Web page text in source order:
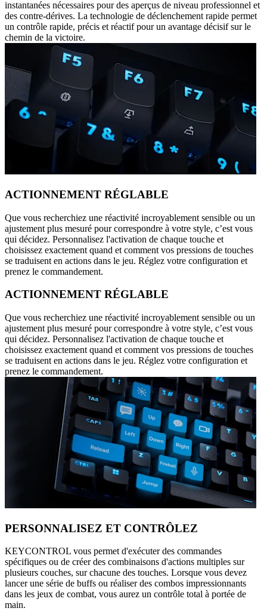
instantanées nécessaires pour des aperçus de niveau professionnel et
des contre-dérives. La technologie de déclenchement rapide permet
un contrôle rapide, précis et réactif pour un avantage décisif sur le
chemin de la victoire.
ACTIONNEMENT RÉGLABLE
Que vous recherchiez une réactivité incroyablement sensible ou un
ajustement plus mesuré pour correspondre à votre style, c’est vous
qui décidez. Personnalisez l'activation de chaque touche et
choisissez exactement quand et comment vos pressions de touches
se traduisent en actions dans le jeu. Réglez votre configuration et
prenez le commandement.
ACTIONNEMENT RÉGLABLE
Que vous recherchiez une réactivité incroyablement sensible ou un
ajustement plus mesuré pour correspondre à votre style, c’est vous
qui décidez. Personnalisez l'activation de chaque touche et
choisissez exactement quand et comment vos pressions de touches
se traduisent en actions dans le jeu. Réglez votre configuration et
prenez le commandement.
PERSONNALISEZ ET CONTRÔLEZ
KEYCONTROL vous permet d'exécuter des commandes
spécifiques ou de créer des combinaisons d'actions multiples sur
plusieurs couches, sur chacune des touches. Lorsque vous devez
lancer une série de buffs ou réaliser des combos impressionnants
dans les jeux de combat, vous aurez un contrôle total à portée de
main.